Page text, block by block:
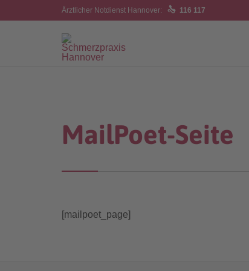
Ärztlicher Notdienst Hannover:  116 117
MailPoet-Seite
[mailpoet_page]